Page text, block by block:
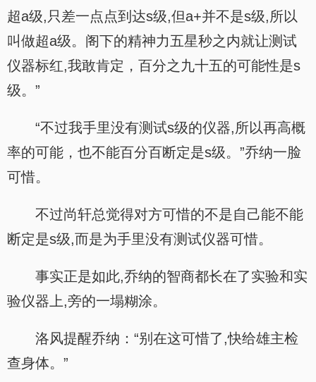
超a级,只差一点点到达s级,但a+并不是s级,所以
叫做超a级。阁下的精神力五星秒之内就让测试
仪器标红,我敢肯定，百分之九十五的可能性是s
级。”
“不过我手里没有测试s级的仪器,所以再高概
率的可能，也不能百分百断定是s级。”乔纳一脸
可惜。
不过尚轩总觉得对方可惜的不是自己能不能
断定是s级,而是为手里没有测试仪器可惜。
事实正是如此,乔纳的智商都长在了实验和实
验仪器上,旁的一塌糊涂。
洛风提醒乔纳：“别在这可惜了,快给雄主检
查身体。”